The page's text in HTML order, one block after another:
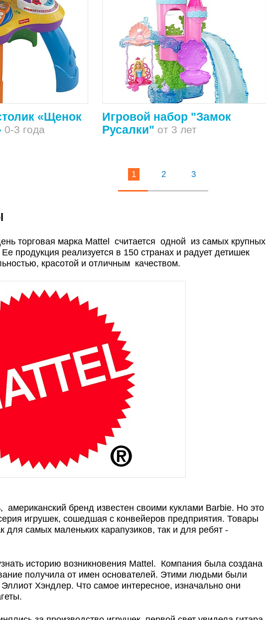
«Щенок
0-3 года
Игровой набор "Замок
Русалки" от 3 лет
1 2 3
торговая марка Mattel считается одной из самых крупных
продукция реализуется в 150 странах и радует детишек
красотой и отличным качеством.
американский бренд известен своими куклами Barbie. Но это
игрушек, сошедшая с конвейеров предприятия. Товары
для самых маленьких карапузиков, так и для ребят -
историю возникновения Mattel. Компания была создана
получила от имен основателей. Этими людьми были
Хэндлер. Что самое интересное, изначально они